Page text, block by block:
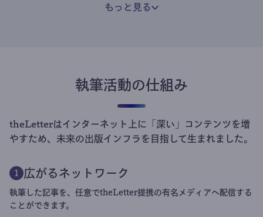
もっと見る
執筆活動の仕組み
theLetterはインターネット上に「深い」コンテンツを増
やすため、未来の出版インフラを目指して生まれました。
1 広がるネットワーク
執筆した記事を、任意でtheLetter提携の有名メディアへ配信する
ことができます。